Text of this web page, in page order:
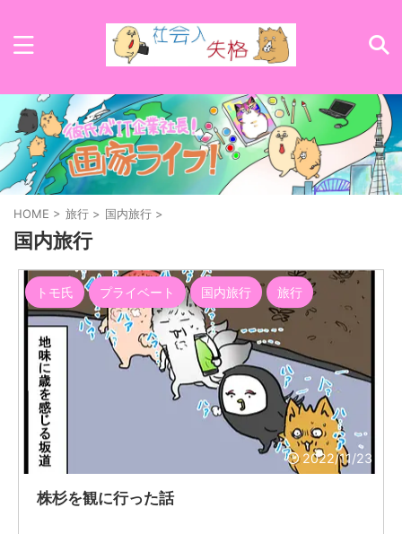
HOME > 旅行 > 国内旅行 >
国内旅行
2022/11/23
トモ氏 プライベート 国内旅行 旅行
株杉を観に行った話